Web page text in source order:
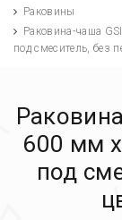
Раковины
Раковина-чаша
под смеситель, без
600 мм
под